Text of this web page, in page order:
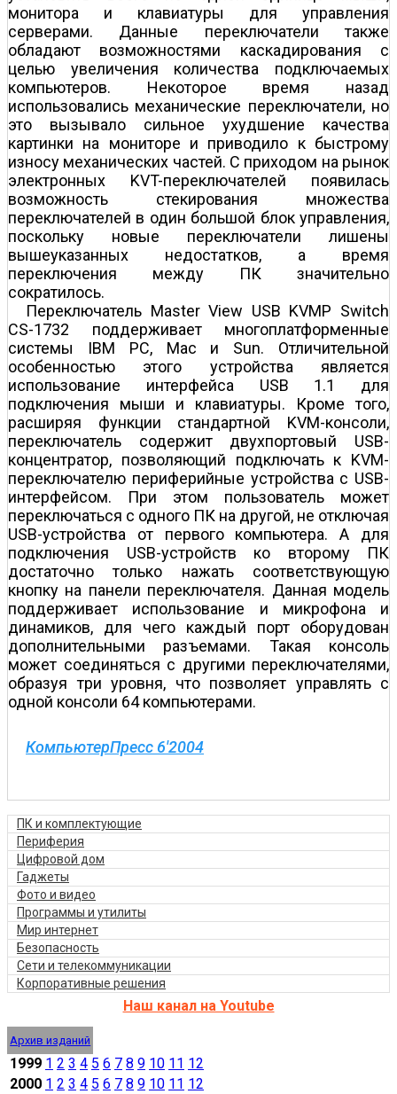
монитора и клавиатуры для управления
серверами. Данные переключатели также
обладают возможностями каскадирования с
целью увеличения количества подключаемых
компьютеров. Некоторое время назад
использовались механические переключатели, но
это вызывало сильное ухудшение качества
картинки на мониторе и приводило к быстрому
износу механических частей. С приходом на рынок
электронных KVT-переключателей появилась
возможность стекирования множества
переключателей в один большой блок управления,
поскольку новые переключатели лишены
вышеуказанных недостатков, а время
переключения между ПК значительно
сократилось.
Переключатель Master View USB KVMP Switch
CS-1732 поддерживает многоплатформенные
системы IBM PC, Mac и Sun. Отличительной
особенностью этого устройства является
использование интерфейса USB 1.1 для
подключения мыши и клавиатуры. Кроме того,
расширяя функции стандартной KVM-консоли,
переключатель содержит двухпортовый USB-
концентратор, позволяющий подключать к KVM-
переключателю периферийные устройства с USB-
интерфейсом. При этом пользователь может
переключаться с одного ПК на другой, не отключая
USB-устройства от первого компьютера. А для
подключения USB-устройств ко второму ПК
достаточно только нажать соответствующую
кнопку на панели переключателя. Данная модель
поддерживает использование и микрофона и
динамиков, для чего каждый порт оборудован
дополнительными разъемами. Такая консоль
может соединяться с другими переключателями,
образуя три уровня, что позволяет управлять с
одной консоли 64 компьютерами.
КомпьютерПресс 6'2004
ПК и комплектующие
Периферия
Цифровой дом
Гаджеты
Фото и видео
Программы и утилиты
Мир интернет
Безопасность
Сети и телекоммуникации
Корпоративные решения
Наш канал на Youtube
Архив изданий
1999 1 2 3 4 5 6 7 8 9 10 11 12
2000 1 2 3 4 5 6 7 8 9 10 11 12